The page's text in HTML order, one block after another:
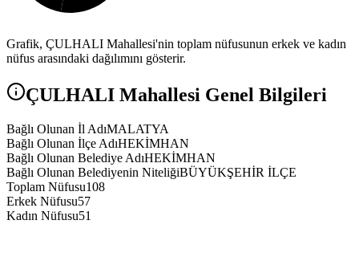
Grafik, ÇULHALI Mahallesi'nin toplam nüfusunun erkek ve kadın
nüfus arasındaki dağılımını gösterir.
ÇULHALI Mahallesi Genel Bilgileri
Bağlı Olunan İl AdıMALATYA
Bağlı Olunan İlçe AdıHEKİMHAN
Bağlı Olunan Belediye AdıHEKİMHAN
Bağlı Olunan Belediyenin NiteliğiBÜYÜKŞEHİR İLÇE
Toplam Nüfusu108
Erkek Nüfusu57
Kadın Nüfusu51